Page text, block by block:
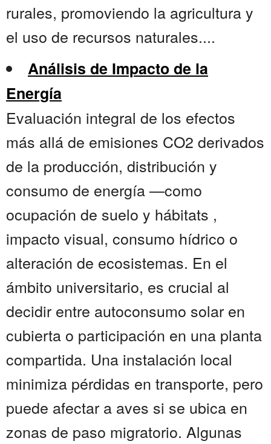
rurales, promoviendo la agricultura y
el uso de recursos naturales....
Análisis de Impacto de la
Energía
Evaluación integral de los efectos
más allá de emisiones CO2 derivados
de la producción, distribución y
consumo de energía —como
ocupación de suelo y hábitats ,
impacto visual, consumo hídrico o
alteración de ecosistemas. En el
ámbito universitario, es crucial al
decidir entre autoconsumo solar en
cubierta o participación en una planta
compartida. Una instalación local
minimiza pérdidas en transporte, pero
puede afectar a aves si se ubica en
zonas de paso migratorio. Algunas